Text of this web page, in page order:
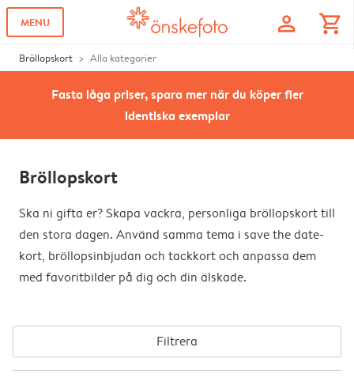
MENU profile shopping_cart
Bröllopskort Alla kategorier
Fasta låga priser, spara mer när du köper fler
identiska exemplar
Bröllopskort
Ska ni gifta er? Skapa vackra, personliga bröllopskort till
den stora dagen. Använd samma tema i save the date-
kort, bröllopsinbjudan och tackkort och anpassa dem
med favoritbilder på dig och din älskade.
Filtrera